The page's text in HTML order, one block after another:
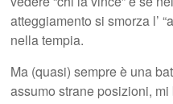
atteggiamento si smorza l’
nella tempia.
Ma (quasi) sempre è una
assumo strane posizioni,